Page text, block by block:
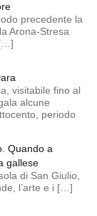
precedente la
Arona-Stresa
visitabile fino al
alcune
periodo
Quando a
gallese
di San Giulio,
l’arte e i […]